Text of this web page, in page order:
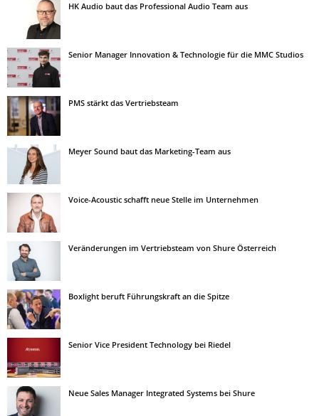
HK Audio baut das Professional Audio Team aus
Senior Manager Innovation & Technologie für die MMC Studios
PMS stärkt das Vertriebsteam
Meyer Sound baut das Marketing-Team aus
Voice-Acoustic schafft neue Stelle im Unternehmen
Veränderungen im Vertriebsteam von Shure Österreich
Boxlight beruft Führungskraft an die Spitze
Senior Vice President Technology bei Riedel
Neue Sales Manager Integrated Systems bei Shure